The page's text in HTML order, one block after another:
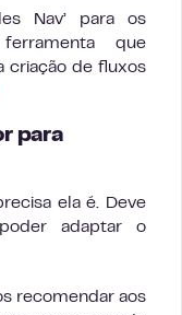
Nav’ para os
que
criação de fluxos
para
ela é. Deve
adaptar o
recomendar aos